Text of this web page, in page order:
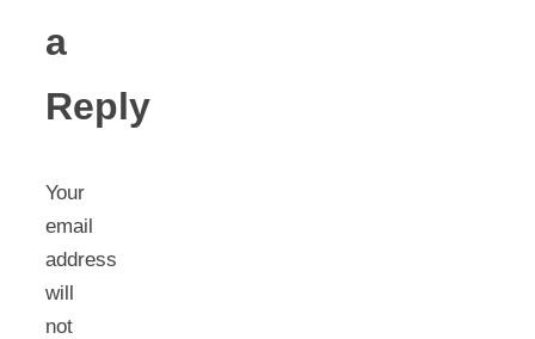
a
Reply
Your
email
address
will
not